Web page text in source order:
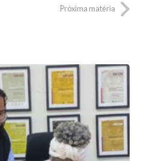
Próxima matéria